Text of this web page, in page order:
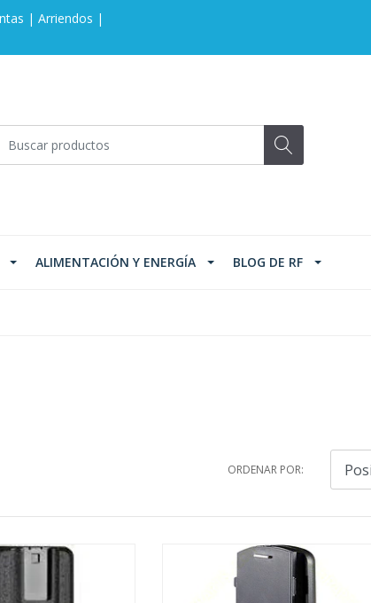
| Arriendos |
ALIMENTACIÓN Y ENERGÍA BLOG DE RF
ORDENAR POR: